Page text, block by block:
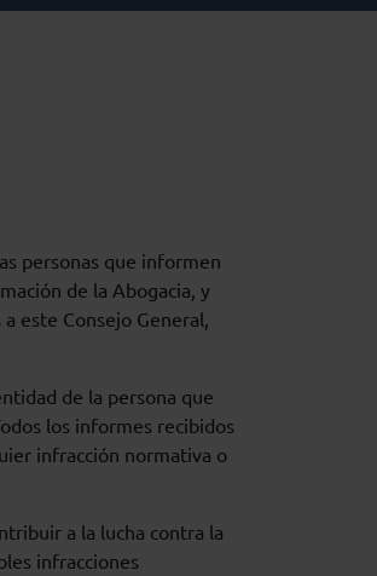
personas que informen
de la Abogacia, y
este Consejo General,
de la persona que
los informes recibidos
infracción normativa o
a la lucha contra la
infracciones